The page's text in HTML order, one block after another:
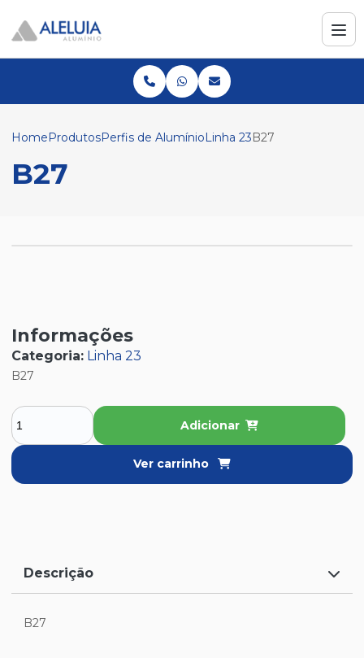
HomeProdutosPerfis de AlumínioLinha 23B27
B27
Informações
Categoria: Linha 23
B27
Adicionar
Ver carrinho
Descrição
B27